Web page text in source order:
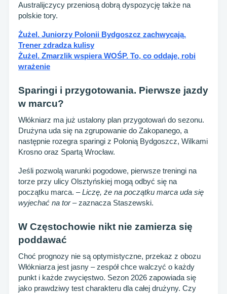
Australijczycy przeniosą dobrą dyspozycję także na
polskie tory.
Żużel. Juniorzy Polonii Bydgoszcz zachwycają.
Trener zdradza kulisy
Żużel. Zmarzlik wspiera WOŚP. To, co oddaje, robi
wrażenie
Sparingi i przygotowania. Pierwsze jazdy
w marcu?
Włókniarz ma już ustalony plan przygotowań do sezonu.
Drużyna uda się na zgrupowanie do Zakopanego, a
następnie rozegra sparingi z Polonią Bydgoszcz, Wilkami
Krosno oraz Spartą Wrocław.
Jeśli pozwolą warunki pogodowe, pierwsze treningi na
torze przy ulicy Olsztyńskiej mogą odbyć się na
początku marca. –Liczę, że na początku marca uda się
wyjechać na tor– zaznacza Staszewski.
W Częstochowie nikt nie zamierza się
poddawać
Choć prognozy nie są optymistyczne, przekaz z obozu
Włókniarza jest jasny – zespół chce walczyć o każdy
punkt i każde zwycięstwo. Sezon 2026 zapowiada się
jako prawdziwy test charakteru dla całej drużyny. Czy